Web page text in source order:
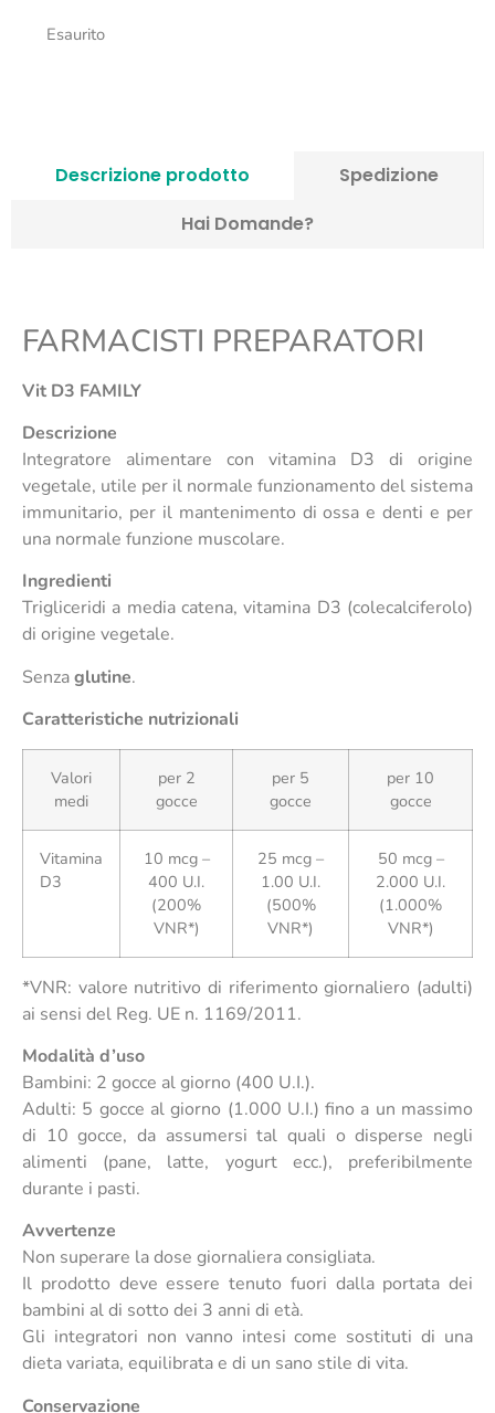
Esaurito
Descrizione prodotto
Spedizione
Hai Domande?
FARMACISTI PREPARATORI
Vit D3 FAMILY
Descrizione
Integratore alimentare con vitamina D3 di origine
vegetale, utile per il normale funzionamento del sistema
immunitario, per il mantenimento di ossa e denti e per
una normale funzione muscolare.
Ingredienti
Trigliceridi a media catena, vitamina D3 (colecalciferolo)
di origine vegetale.
Senzaglutine.
Caratteristiche nutrizionali
Valori
medi
per 2
gocce
per 5
gocce
per 10
gocce
Vitamina
D3
10 mcg –
400 U.I.
(200%
VNR*)
25 mcg –
1.00 U.I.
(500%
VNR*)
50 mcg –
2.000 U.I.
(1.000%
VNR*)
*VNR: valore nutritivo di riferimento giornaliero (adulti)
ai sensi del Reg. UE n. 1169/2011.
Modalità d’uso
Bambini: 2 gocce al giorno (400 U.I.).
Adulti: 5 gocce al giorno (1.000 U.I.) fino a un massimo
di 10 gocce, da assumersi tal quali o disperse negli
alimenti (pane, latte, yogurt ecc.), preferibilmente
durante i pasti.
Avvertenze
Non superare la dose giornaliera consigliata.
Il prodotto deve essere tenuto fuori dalla portata dei
bambini al di sotto dei 3 anni di età.
Gli integratori non vanno intesi come sostituti di una
dieta variata, equilibrata e di un sano stile di vita.
Conservazione